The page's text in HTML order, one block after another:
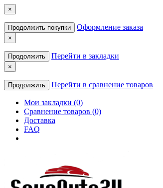
×
Продолжить покупки Оформление заказа
×
Продолжить Перейти в закладки
×
Продолжить Перейти в сравнение товаров
Мои закладки (0)
Сравнение товаров (0)
Доставка
FAQ